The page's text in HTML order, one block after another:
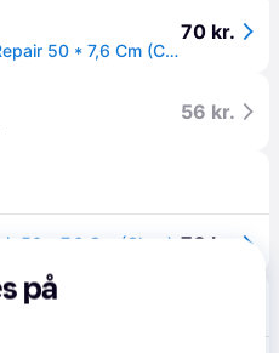
Gearaid 'Tenacious Tape' Repair 50 * 7,6 Cm (Clear).
70 kr.
56 kr.
50 * 7,6 Cm (Clear). 70 kr.
på